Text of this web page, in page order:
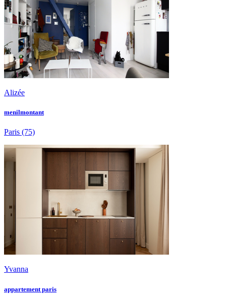
Alizée
menilmontant
Paris (75)
Yvanna
appartement paris